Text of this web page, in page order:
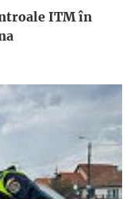
ITM în